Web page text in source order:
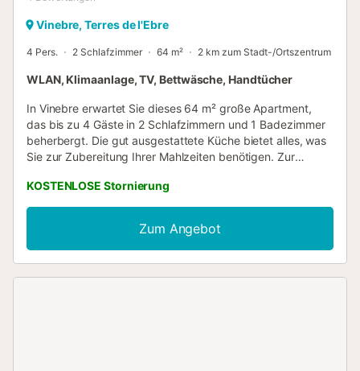
Vinebre, Terres de l'Ebre
4 Pers. 2 Schlafzimmer 64 m² 2 km zum Stadt-/Ortszentrum
WLAN, Klimaanlage, TV, Bettwäsche, Handtücher
In Vinebre erwartet Sie dieses 64 m² große Apartment,
das bis zu 4 Gäste in 2 Schlafzimmern und 1 Badezimmer
beherbergt. Die gut ausgestattete Küche bietet alles, was
Sie zur Zubereitung Ihrer Mahlzeiten benötigen. Zur
Waschmaschine sowie ein Aufzug für Ihren Komfort.
Genießen Sie Ihren privaten Balkon und die offene
Terrasse – ideal zum Entspannen und um die Umgebung
auf sich wirken zu lassen. Parkmöglichkeiten finden Sie
bequem an der Straße. Bitte beachten Sie, dass
KOSTENLOSE Stornierung
Zum Angebot